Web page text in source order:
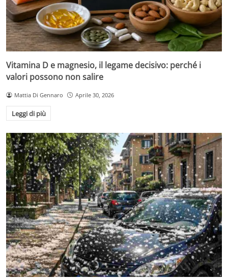
Vitamina D e magnesio, il legame decisivo: perché i
valori possono non salire
Mattia Di Gennaro Aprile 30, 2026
Leggi di più